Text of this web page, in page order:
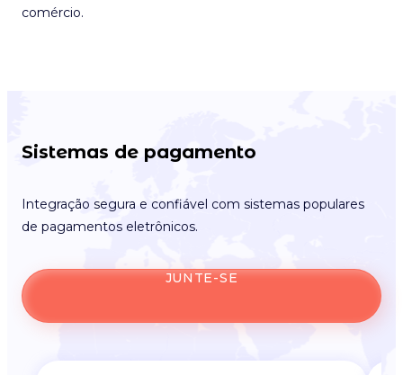
comércio.
Sistemas de pagamento
Integração segura e confiável com sistemas populares
de pagamentos eletrônicos.
JUNTE-SE